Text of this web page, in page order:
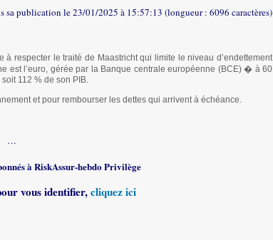
sa publication le 23/01/2025 à 15:57:13 (longueur : 6096 caractères)
respecter le traité de Maastricht qui limite le niveau d’endettement
est l’euro, gérée par la Banque centrale européenne (BCE) � à 60
112 % de son PIB.
et pour rembourser les dettes qui arrivent à échéance.
…
à RiskAssur-hebdo Privilège
vous identifier,cliquez ici